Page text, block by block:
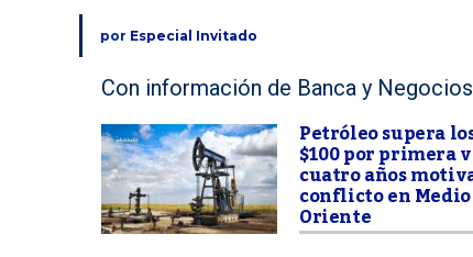
por Especial Invitado
Con información de Banca y
Petróleo supera
$100 por primera
cuatro años
conflicto en Medio
Oriente